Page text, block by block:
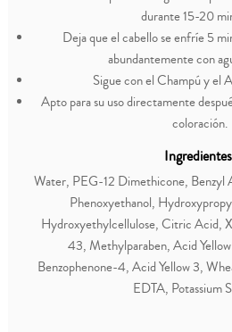
durante 15-20
Deja que el cabello se enfríe 5
abundantemente con
Sigue con el Champú y el
Apto para su uso directamente
coloración.
Water, PEG-12 Dimethicone, Benzyl
Phenoxyethanol,
Hydroxyethylcellulose, Citric Acid,
43, Methylparaben, Acid
Benzophenone-4, Acid Yellow 3,
EDTA, Potassium